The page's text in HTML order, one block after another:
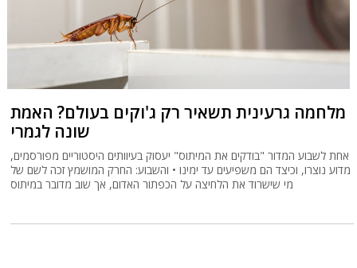
מלחמה גרעינית תשאיר רק ג'וקים בעולם? האמת
שונה לגמרי
אחת לשבוע המדור "בודקים את המיתוס" יעסוק בעיוותים היסטוריים מפורסמים,
מדוע נוצרו, וכיצד הם משפיעים עד ימינו • והשבוע: החרק המושמץ זכה לשם של
מי שישרוד את הלחיצה על הכפתור האדום, אך שוב מדובר במיתוס